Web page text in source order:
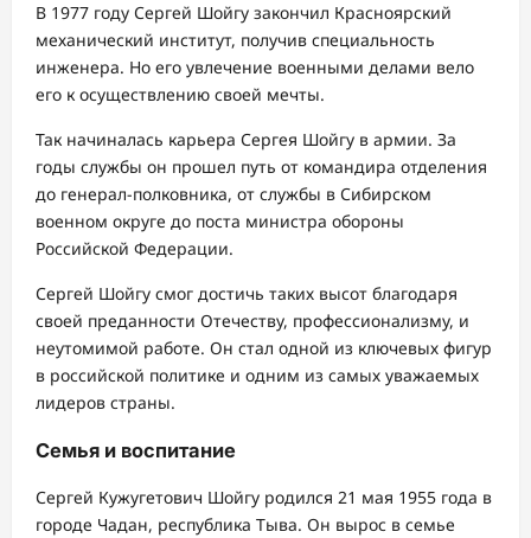
В 1977 году Сергей Шойгу закончил Красноярский
механический институт, получив специальность
инженера. Но его увлечение военными делами вело
его к осуществлению своей мечты.
Так начиналась карьера Сергея Шойгу в армии. За
годы службы он прошел путь от командира отделения
до генерал-полковника, от службы в Сибирском
военном округе до поста министра обороны
Российской Федерации.
Сергей Шойгу смог достичь таких высот благодаря
своей преданности Отечеству, профессионализму, и
неутомимой работе. Он стал одной из ключевых фигур
в российской политике и одним из самых уважаемых
лидеров страны.
Семья и воспитание
Сергей Кужугетович Шойгу родился 21 мая 1955 года в
городе Чадан, республика Тыва. Он вырос в семье